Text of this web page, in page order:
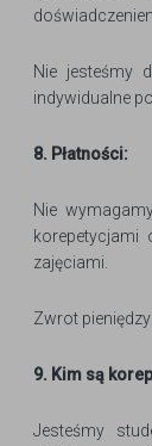
Nie jesteśmy
indywidualne
8. Płatności:
Nie
korepetycjami
zajęciami.
Zwrot
9. Kim są
Jesteśmy